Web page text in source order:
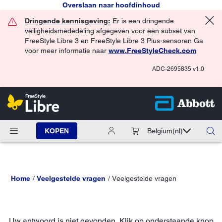
Overslaan naar hoofdinhoud
Dringende kennisgeving: Er is een dringende
veiligheidsmededeling afgegeven voor een subset van
FreeStyle Libre 3 en FreeStyle Libre 3 Plus-sensoren Ga
voor meer informatie naar www.FreeStyleCheck.com
ADC-2695835 v1.0
KOPEN Belgium(nl)
Home Veelgestelde vragen Veelgestelde vragen